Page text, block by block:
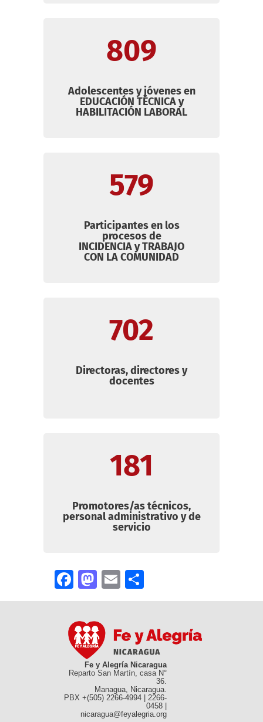
809
Adolescentes y jóvenes en
EDUCACIÓN TÉCNICA y
HABILITACIÓN LABORAL
579
Participantes en los
procesos de
INCIDENCIA y TRABAJO
CON LA COMUNIDAD
702
Directoras, directores y
docentes
181
Promotores/as técnicos,
personal administrativo y de
servicio
FacebookMastodon
Email
Fe y Alegría Nicaragua
Reparto San Martín, casa N°
36.
Managua, Nicaragua.
PBX +(505) 2266-4994 | 2266-
0458 |
nicaragua@feyalegria.org